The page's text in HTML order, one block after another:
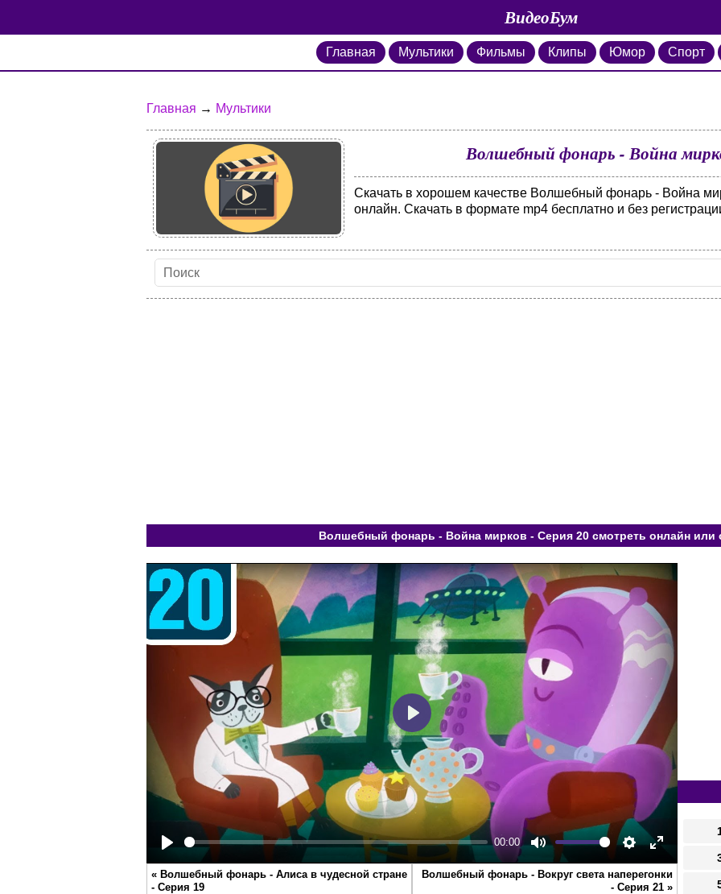
ВидеоБум
Главная Мультики Фильмы Клипы Юмор Спорт
Главная → Мультики
Волшебный фонарь - Война
Скачать в хорошем качестве Волшебный фонарь - Война
онлайн. Скачать в формате mp4 бесплатно и без
Волшебный фонарь - Война мирков - Серия 20 смотреть онлайн или
Play
00:00
Mute Settings
Enter
fullscreen
Play
« Волшебный фонарь - Алиса в чудесной стране
- Серия 19
Волшебный фонарь - Вокруг света наперегонки
- Серия 21 »